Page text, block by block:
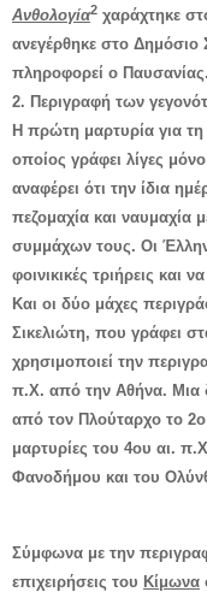
Ανθολογία2 χαράχτηκε
ανεγέρθηκε στο
πληροφορεί ο Παυσανίας.
2. Περιγραφή των
Η πρώτη μαρτυρία για
οποίος γράφει λίγες
αναφέρει ότι την ίδια
πεζομαχία και
συμμάχων τους. Οι
φοινικικές τριήρεις και
Και οι δύο μάχες
Σικελιώτη, που γράφει
χρησιμοποιεί την
π.Χ. από την Αθήνα. Μια
από τον Πλούταρχο το 2ο
μαρτυρίες του 4ου αι.
Φανοδήμου και του
Σύμφωνα με την
επιχειρήσεις του Κίμωνα